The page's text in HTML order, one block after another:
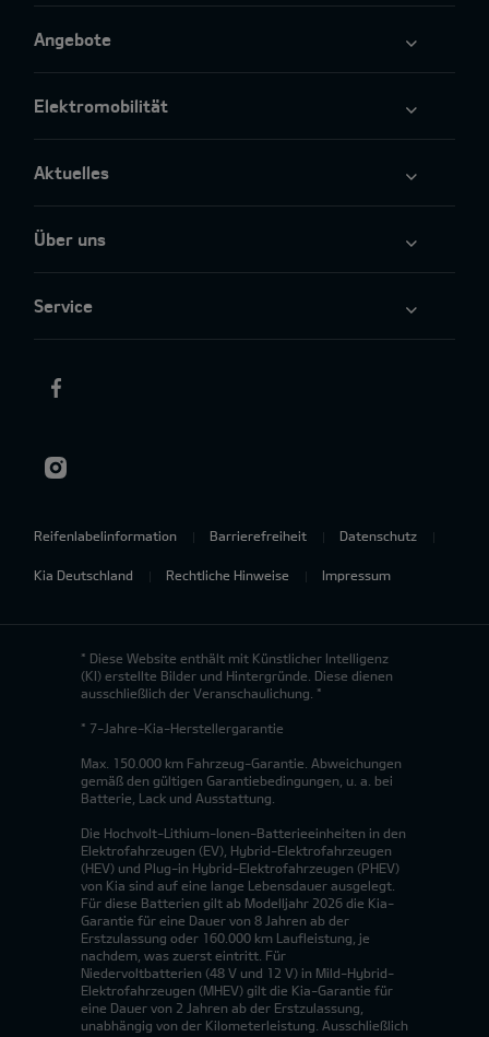
Angebote
Elektromobilität
Aktuelles
Über uns
Service
Reifenlabelinformation Barrierefreiheit Datenschutz
Kia Deutschland Rechtliche Hinweise Impressum
* Diese Website enthält mit Künstlicher Intelligenz
(KI) erstellte Bilder und Hintergründe. Diese dienen
ausschließlich der Veranschaulichung. *
* 7-Jahre-Kia-Herstellergarantie
Max. 150.000 km Fahrzeug-Garantie. Abweichungen
gemäß den gültigen Garantiebedingungen, u. a. bei
Batterie, Lack und Ausstattung.
Die Hochvolt-Lithium-Ionen-Batterieeinheiten in den
Elektrofahrzeugen (EV), Hybrid-Elektrofahrzeugen
(HEV) und Plug-in Hybrid-Elektrofahrzeugen (PHEV)
von Kia sind auf eine lange Lebensdauer ausgelegt.
Für diese Batterien gilt ab Modelljahr 2026 die Kia-
Garantie für eine Dauer von 8 Jahren ab der
Erstzulassung oder 160.000 km Laufleistung, je
nachdem, was zuerst eintritt. Für
Niedervoltbatterien (48 V und 12 V) in Mild-Hybrid-
Elektrofahrzeugen (MHEV) gilt die Kia-Garantie für
eine Dauer von 2 Jahren ab der Erstzulassung,
unabhängig von der Kilometerleistung. Ausschließlich